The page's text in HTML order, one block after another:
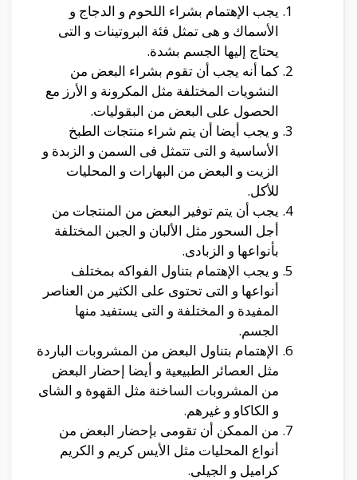
يجب الإهتمام بشراء اللحوم و الدجاج و
الأسماك و هى تمثل فئة البروتينات و التى
يحتاج إليها الجسم بشدة.
كما أنه يجب أن تقوم بشراء البعض من
النشويات المختلفة مثل المكرونة و الأرز مع
الحصول على البعض من البقوليات.
و يجب أيضا أن يتم شراء منتجات الطبخ
الأساسية و التى تتمثل فى السمن و الزبدة و
الزيت و البعض من البهارات و المحليات
للأكل.
يجب أن يتم توفير البعض من المنتجات من
أجل السحور مثل الألبان و الجبن المختلفة
بأنواعها و الزبادى.
و يجب الإهتمام بتناول الفواكه بمختلف
أنواعها و التى تحتوى على الكثير من العناصر
المفيدة و المختلفة و التى يستفيد منها
الجسم.
الإهتمام بتناول البعض من المشروبات الباردة
مثل العصائر الطبيعية و أيضا إحضار البعض
من المشروبات الساخنة مثل القهوة و الشاى
و الكاكاو و غيرهم.
من الممكن أن تقومى بإحضار البعض من
أنواع المحليات مثل الأيس كريم و الكريم
كراميل و الجيلى.